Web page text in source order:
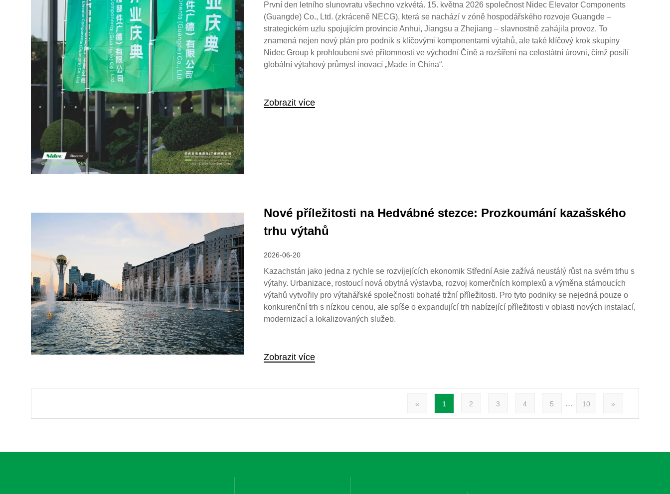
První den letního slunovratu všechno vzkvétá. 15. května 2026 společnost Nidec Elevator Components
(Guangde) Co., Ltd. (zkráceně NECG), která se nachází v zóně hospodářského rozvoje Guangde –
strategickém uzlu spojujícím provincie Anhui, Jiangsu a Zhejiang – slavnostně zahájila provoz. To
znamená nejen nový plán pro podnik s klíčovými komponentami výtahů, ale také klíčový krok skupiny
Nidec Group k prohloubení své přítomnosti ve východní Číně a rozšíření na celostátní úrovni, čímž posílí
globální výtahový průmysl inovací „Made in China“.
Zobrazit více
Nové příležitosti na Hedvábné stezce: Prozkoumání kazašského
trhu výtahů
2026-06-20
Kazachstán jako jedna z rychle se rozvíjejících ekonomik Střední Asie zažívá neustálý růst na svém trhu s
výtahy. Urbanizace, rostoucí nová obytná výstavba, rozvoj komerčních komplexů a výměna stárnoucích
výtahů vytvořily pro výtahářské společnosti bohaté tržní příležitosti. Pro tyto podniky se nejedná pouze o
konkurenční trh s nízkou cenou, ale spíše o expandující trh nabízející příležitosti v oblasti nových instalací,
modernizací a lokalizovaných služeb.
Zobrazit více
« 1 2 3 4 5 ... 10 »